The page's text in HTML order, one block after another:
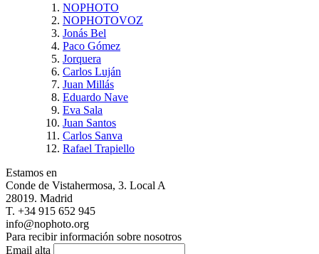
NOPHOTO
NOPHOTOVOZ
Jonás Bel
Paco Gómez
Jorquera
Carlos Luján
Juan Millás
Eduardo Nave
Eva Sala
Juan Santos
Carlos Sanva
Rafael Trapiello
Estamos en
Conde de Vistahermosa, 3. Local A
28019. Madrid
T. +34 915 652 945
info@nophoto.org
Para recibir información sobre nosotros
Email alta